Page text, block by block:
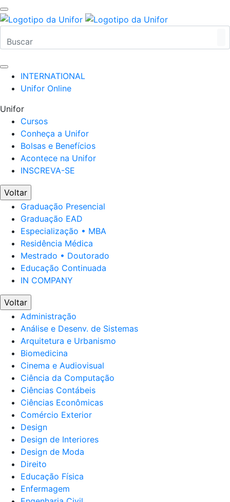
INTERNATIONAL
Unifor Online
Unifor
Cursos
Conheça a Unifor
Bolsas e Benefícios
Acontece na Unifor
INSCREVA-SE
Voltar
Graduação Presencial
Graduação EAD
Especialização • MBA
Residência Médica
Mestrado • Doutorado
Educação Continuada
IN COMPANY
Voltar
Administração
Análise e Desenv. de Sistemas
Arquitetura e Urbanismo
Biomedicina
Cinema e Audiovisual
Ciência da Computação
Ciências Contábeis
Ciências Econômicas
Comércio Exterior
Design
Design de Interiores
Design de Moda
Direito
Educação Física
Enfermagem